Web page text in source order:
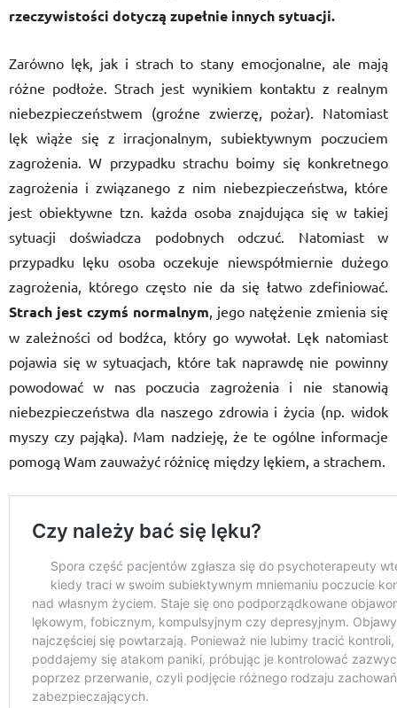
rzeczywistości dotyczą zupełnie innych sytuacji.
Zarówno lęk, jak i strach to stany emocjonalne, ale mają
różne podłoże. Strach jest wynikiem kontaktu z realnym
niebezpieczeństwem (groźne zwierzę, pożar). Natomiast
lęk wiąże się z irracjonalnym, subiektywnym poczuciem
zagrożenia. W przypadku strachu boimy się konkretnego
zagrożenia i związanego z nim niebezpieczeństwa, które
jest obiektywne tzn. każda osoba znajdująca się w takiej
sytuacji doświadcza podobnych odczuć. Natomiast w
przypadku lęku osoba oczekuje niewspółmiernie dużego
zagrożenia, którego często nie da się łatwo zdefiniować.
Strach jest czymś normalnym, jego natężenie zmienia się
w zależności od bodźca, który go wywołał. Lęk natomiast
pojawia się w sytuacjach, które tak naprawdę nie powinny
powodować w nas poczucia zagrożenia i nie stanowią
niebezpieczeństwa dla naszego zdrowia i życia (np. widok
myszy czy pająka). Mam nadzieję, że te ogólne informacje
pomogą Wam zauważyć różnicę między lękiem, a strachem.